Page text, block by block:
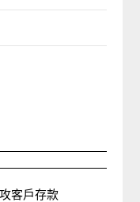
客戶存款